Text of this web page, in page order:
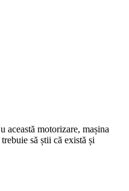
motorizare, mașina
să știi că există și